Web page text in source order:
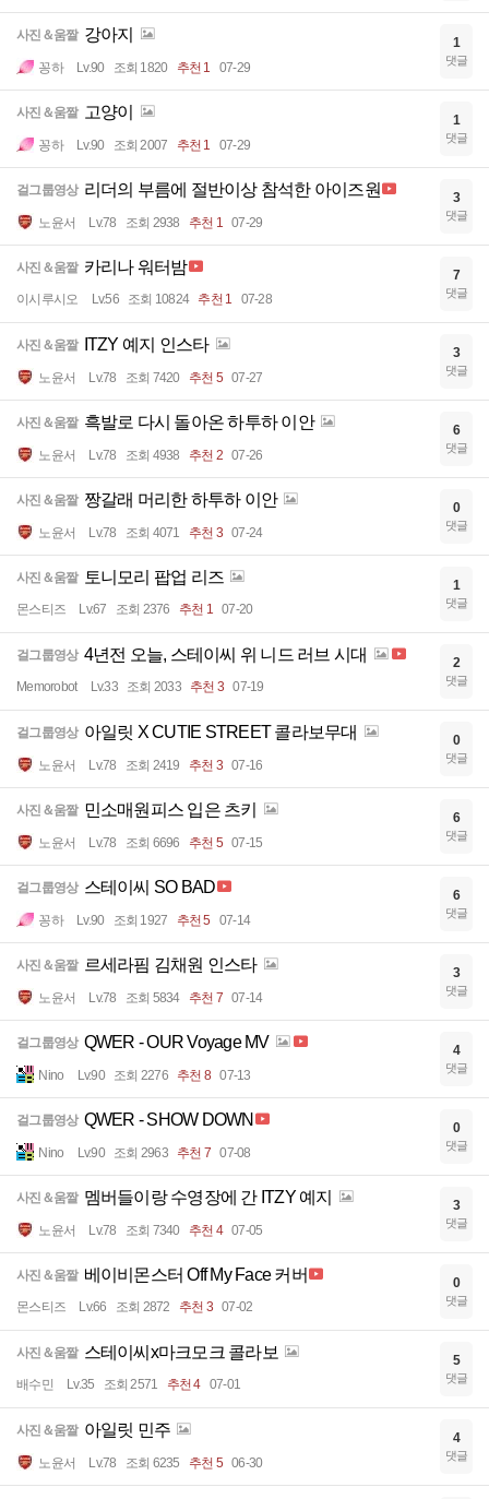
사진＆움짤 강아지
꽁하 Lv.90 조회 1820 추천 1 07-29
1
댓글
사진＆움짤 고양이
꽁하 Lv.90 조회 2007 추천 1 07-29
1
댓글
걸그룹영상 리더의 부름에 절반이상 참석한 아이즈원
노윤서 Lv.78 조회 2938 추천 1 07-29
3
댓글
사진＆움짤 카리나 워터밤
이시루시오 Lv.56 조회 10824 추천 1 07-28
7
댓글
사진＆움짤 ITZY 예지 인스타
노윤서 Lv.78 조회 7420 추천 5 07-27
3
댓글
사진＆움짤 흑발로 다시 돌아온 하투하 이안
노윤서 Lv.78 조회 4938 추천 2 07-26
6
댓글
사진＆움짤 짱갈래 머리한 하투하 이안
노윤서 Lv.78 조회 4071 추천 3 07-24
0
댓글
사진＆움짤 토니모리 팝업 리즈
몬스티즈 Lv.67 조회 2376 추천 1 07-20
1
댓글
걸그룹영상 4년전 오늘, 스테이씨 위 니드 러브 시대
Memorobot Lv.33 조회 2033 추천 3 07-19
2
댓글
걸그룹영상 아일릿 X CUTIE STREET 콜라보무대
노윤서 Lv.78 조회 2419 추천 3 07-16
0
댓글
사진＆움짤 민소매원피스 입은 츠키
노윤서 Lv.78 조회 6696 추천 5 07-15
6
댓글
걸그룹영상 스테이씨 SO BAD
꽁하 Lv.90 조회 1927 추천 5 07-14
6
댓글
사진＆움짤 르세라핌 김채원 인스타
노윤서 Lv.78 조회 5834 추천 7 07-14
3
댓글
걸그룹영상 QWER - OUR Voyage MV
Nino Lv.90 조회 2276 추천 8 07-13
4
댓글
걸그룹영상 QWER - SHOW DOWN
Nino Lv.90 조회 2963 추천 7 07-08
0
댓글
사진＆움짤 멤버들이랑 수영장에 간 ITZY 예지
노윤서 Lv.78 조회 7340 추천 4 07-05
3
댓글
사진＆움짤 베이비몬스터 Off My Face 커버
몬스티즈 Lv.66 조회 2872 추천 3 07-02
0
댓글
사진＆움짤 스테이씨x마크모크 콜라보
배수민 Lv.35 조회 2571 추천 4 07-01
5
댓글
사진＆움짤 아일릿 민주
노윤서 Lv.78 조회 6235 추천 5 06-30
4
댓글